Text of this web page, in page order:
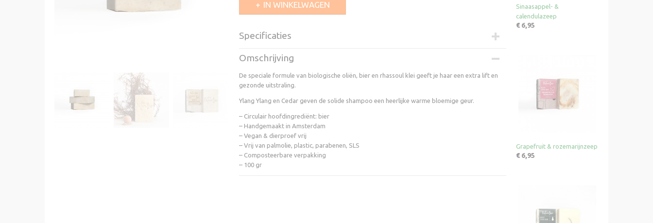
IN WINKELWAGEN
Specificaties
EAN code
Productcode leverancier
Omschrijving
De speciale formule van biologische oliën, bier en rhassoul klei geeft je haar een extra lift en
gezonde uitstraling.
Ylang Ylang en Cedar geven de solide shampoo een heerlijke warme bloemige geur.
– Circulair hoofdingrediënt: bier
– Handgemaakt in Amsterdam
– Vegan & dierproef vrij
– Vrij van palmolie, plastic, parabenen, SLS
– Composteerbare verpakking
– 100 gr
Sinaasappel- &
calendulazeep
€ 6,95
Grapefruit & rozemarijnzeep
€ 6,95